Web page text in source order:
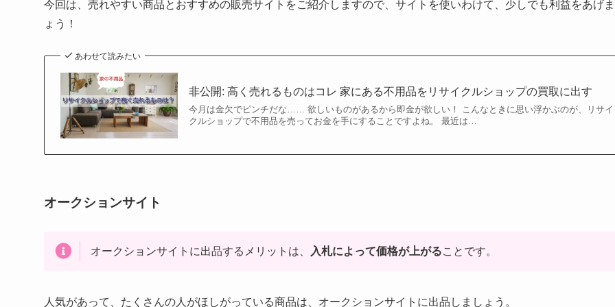
今回は、売れやすい商品とおすすめの販売サイトをご紹介しますので、サイトを使いわけて、少しでも利益をあげ
ょう！
あわせて読みたい
非公開: 高く売れるものはコレ 家にある不用品をリサイクルショップの買取に出す
今月は金欠でピンチだな…… 欲しいものがあるから即金が欲しい！ こんなときに思い浮かぶのが、リサイ
クルショップで不用品を売ってお金を手にすることですよね。 最近は…
オークションサイト
オークションサイトに出品するメリットは、 入札によって価格が上がることです。
人気があって、たくさんの人がほしがっている商品は、オークションサイトに出品しましょう。